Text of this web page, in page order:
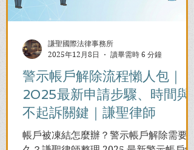
警示帳戶解除流程懶人包｜
2025最新申請步驟、時間與
不起訴關鍵｜謙聖律師
帳戶被凍結怎麼辦？警示帳戶解除需要多
謙聖國際法律事務所
2025年12月8日
讀畢需時 6 分鐘